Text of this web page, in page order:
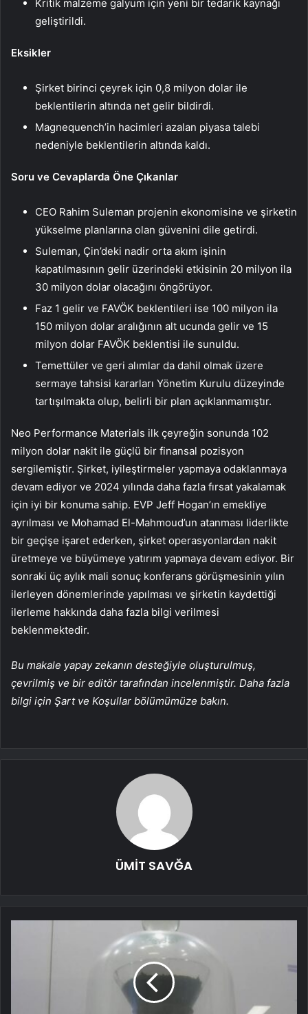
Kritik malzeme galyum için yeni bir tedarik kaynağı
geliştirildi.
Eksikler
Şirket birinci çeyrek için 0,8 milyon dolar ile
beklentilerin altında net gelir bildirdi.
Magnequench’in hacimleri azalan piyasa talebi
nedeniyle beklentilerin altında kaldı.
Soru ve Cevaplarda Öne Çıkanlar
CEO Rahim Suleman projenin ekonomisine ve şirketin
yükselme planlarına olan güvenini dile getirdi.
Suleman, Çin’deki nadir orta akım işinin
kapatılmasının gelir üzerindeki etkisinin 20 milyon ila
30 milyon dolar olacağını öngörüyor.
Faz 1 gelir ve FAVÖK beklentileri ise 100 milyon ila
150 milyon dolar aralığının alt ucunda gelir ve 15
milyon dolar FAVÖK beklentisi ile sunuldu.
Temettüler ve geri alımlar da dahil olmak üzere
sermaye tahsisi kararları Yönetim Kurulu düzeyinde
tartışılmakta olup, belirli bir plan açıklanmamıştır.
Neo Performance Materials ilk çeyreğin sonunda 102
milyon dolar nakit ile güçlü bir finansal pozisyon
sergilemiştir. Şirket, iyileştirmeler yapmaya odaklanmaya
devam ediyor ve 2024 yılında daha fazla fırsat yakalamak
için iyi bir konuma sahip. EVP Jeff Hogan’ın emekliye
ayrılması ve Mohamad El-Mahmoud’un atanması liderlikte
bir geçişe işaret ederken, şirket operasyonlardan nakit
üretmeye ve büyümeye yatırım yapmaya devam ediyor. Bir
sonraki üç aylık mali sonuç konferans görüşmesinin yılın
ilerleyen dönemlerinde yapılması ve şirketin kaydettiği
ilerleme hakkında daha fazla bilgi verilmesi
beklenmektedir.
Bu makale yapay zekanın desteğiyle oluşturulmuş,
çevrilmiş ve bir editör tarafından incelenmiştir. Daha fazla
bilgi için Şart ve Koşullar bölümümüze bakın.
ÜMİT SAVĞA